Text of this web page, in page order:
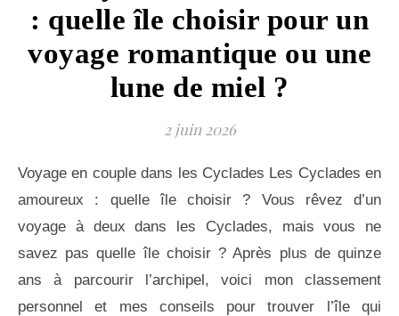
: quelle île choisir pour un
voyage romantique ou une
lune de miel ?
2 juin 2026
Voyage en couple dans les Cyclades Les Cyclades en
amoureux : quelle île choisir ? Vous rêvez d’un
voyage à deux dans les Cyclades, mais vous ne
savez pas quelle île choisir ? Après plus de quinze
ans à parcourir l’archipel, voici mon classement
personnel et mes conseils pour trouver l’île qui